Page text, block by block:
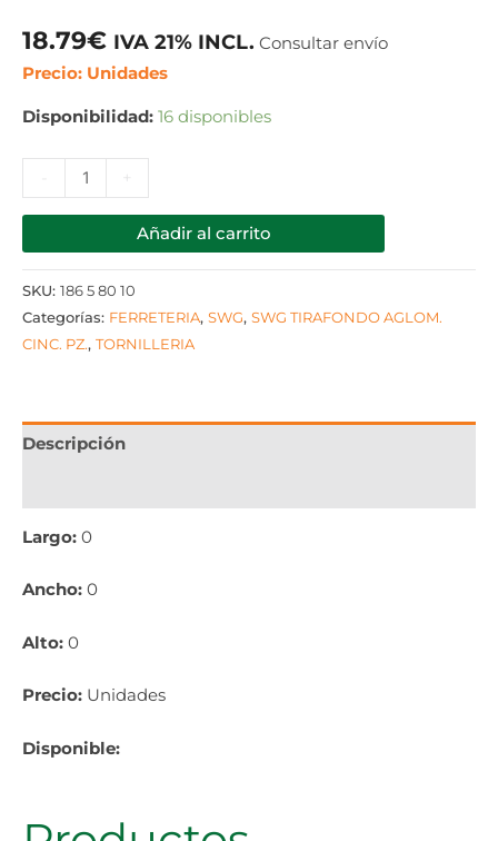
18.79€ IVA 21% INCL. Consultar envío
Precio: Unidades
Disponibilidad: 16 disponibles
+
Añadir al carrito
SKU: 186 5 80 10
Categorías: FERRETERIA, SWG, SWG TIRAFONDO AGLOM.
CINC. PZ., TORNILLERIA
Descripción
Largo: 0
Ancho: 0
Alto: 0
Precio: Unidades
Disponible: